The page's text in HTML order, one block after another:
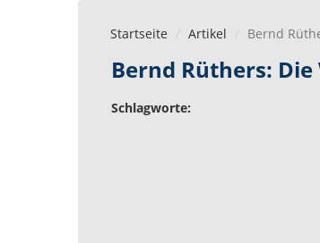
Startseite Artikel Bernd
Bernd Rüthers:
Schlagworte: